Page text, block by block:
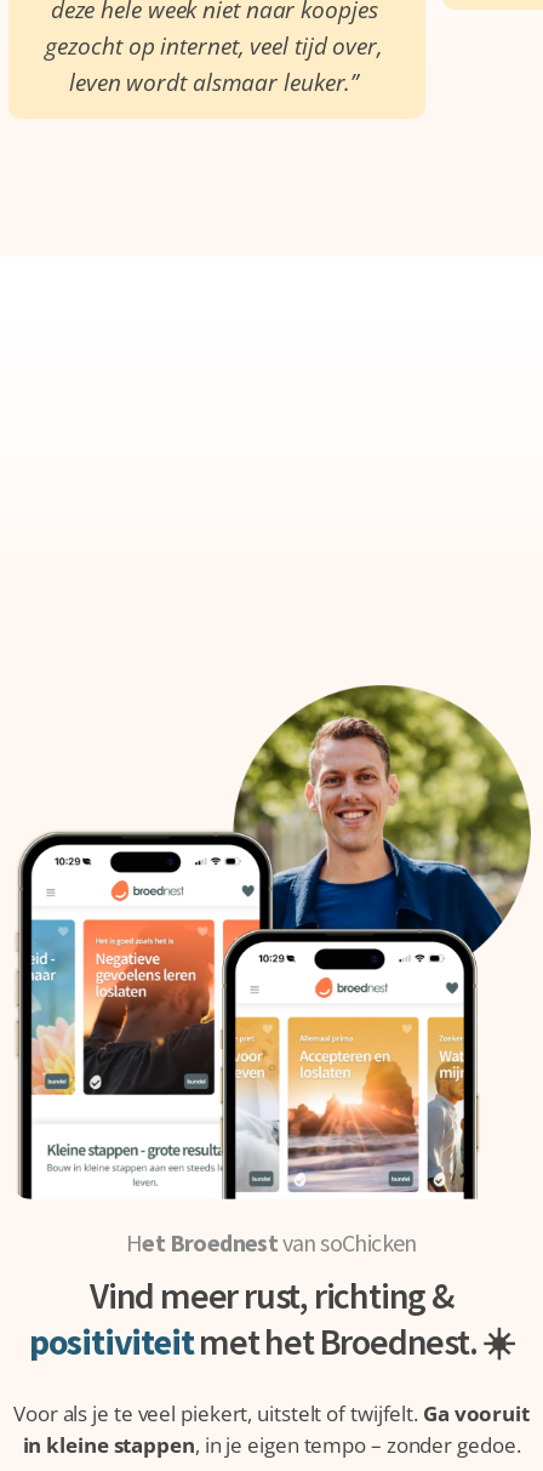
deze hele week niet naar koopjes
gezocht op internet, veel tijd over,
leven wordt alsmaar leuker.”
Het Broednestvan soChicken
Vind meer rust, richting &
positiviteitmet het Broednest. ☀️
Voor als je te veel piekert, uitstelt of twijfelt. Ga vooruit
in kleine stappen, in je eigen tempo – zonder gedoe.